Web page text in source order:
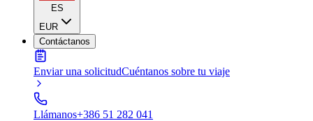
ES
EUR
Contáctanos
Enviar una solicitudCuéntanos sobre tu viaje
Llámanos+386 51 282 041